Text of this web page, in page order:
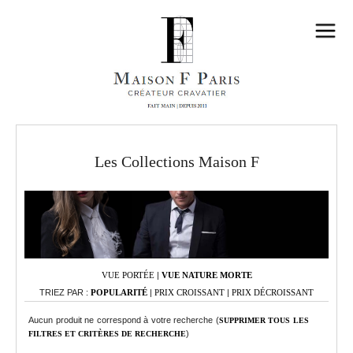
Les Collections Maison F
VUE PORTÉE| VUE NATURE MORTE
TRIEZ PAR : POPULARITÉ PRIX CROISSANT PRIX DÉCROISSANT
Aucun produit ne correspond à votre recherche (SUPPRIMER TOUS LES
FILTRES ET CRITÈRES DE RECHERCHE)